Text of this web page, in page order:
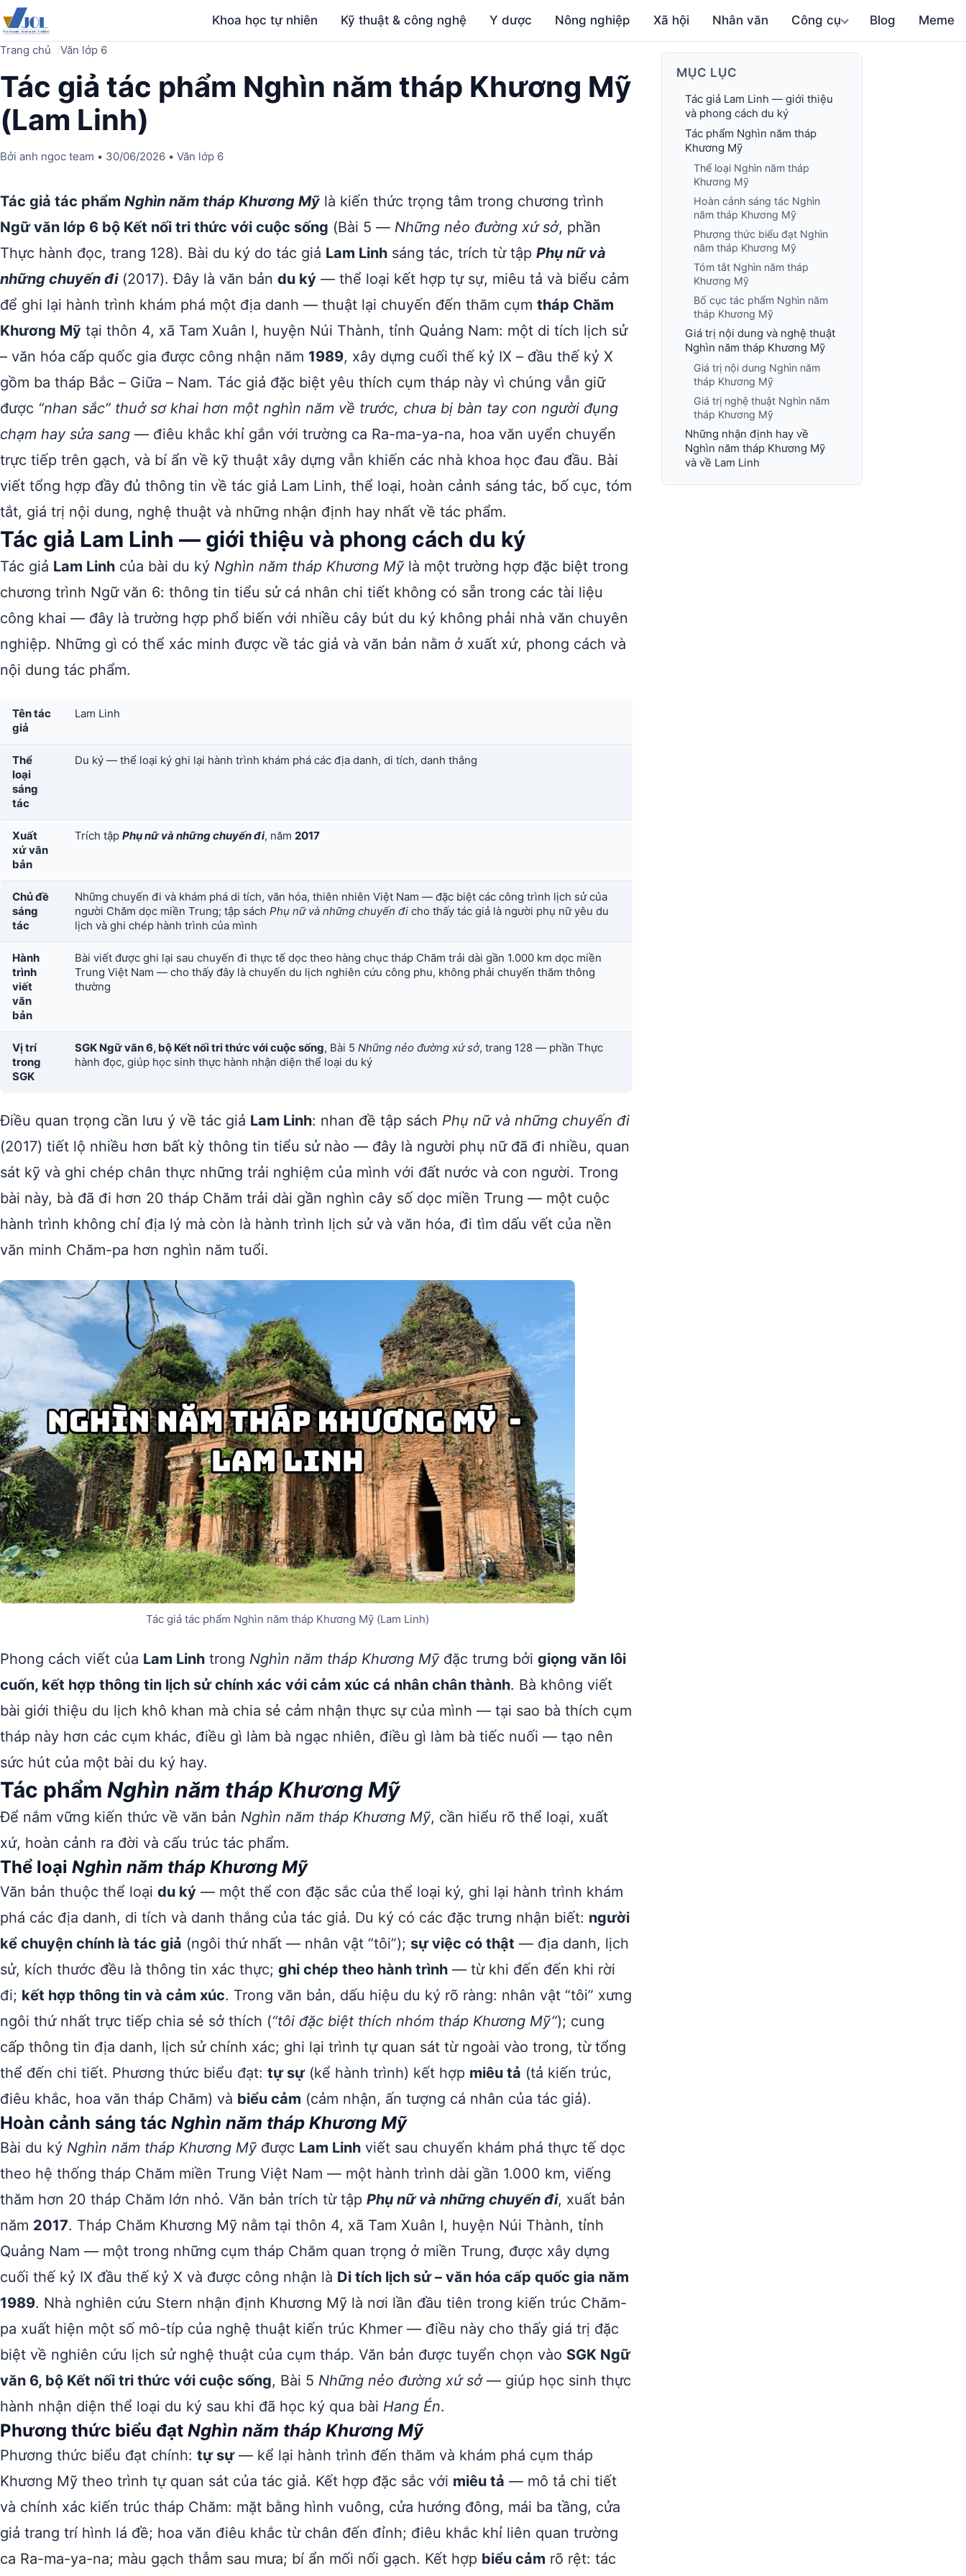
Khoa học tự nhiên Kỹ thuật & công nghệ Y dược Nông nghiệp Xã hội Nhân văn Công cụ Blog Meme
Trang chủ Văn lớp 6
Tác giả tác phẩm Nghìn năm tháp Khương Mỹ
(Lam Linh)
Bởi anh ngoc team • 30/06/2026 • Văn lớp 6
Tác giả tác phẩm Nghìn năm tháp Khương Mỹ là kiến thức trọng tâm trong chương trình
Ngữ văn lớp 6 bộ Kết nối tri thức với cuộc sống (Bài 5 — Những nẻo đường xứ sở, phần
Thực hành đọc, trang 128). Bài du ký do tác giả Lam Linh sáng tác, trích từ tập Phụ nữ và
những chuyến đi(2017). Đây là văn bản du ký — thể loại kết hợp tự sự, miêu tả và biểu cảm
để ghi lại hành trình khám phá một địa danh — thuật lại chuyến đến thăm cụm tháp Chăm
Khương Mỹ tại thôn 4, xã Tam Xuân I, huyện Núi Thành, tỉnh Quảng Nam: một di tích lịch sử
– văn hóa cấp quốc gia được công nhận năm 1989, xây dựng cuối thế kỷ IX – đầu thế kỷ X
gồm ba tháp Bắc – Giữa – Nam. Tác giả đặc biệt yêu thích cụm tháp này vì chúng vẫn giữ
được “nhan sắc” thuở sơ khai hơn một nghìn năm về trước, chưa bị bàn tay con người đụng
chạm hay sửa sang — điêu khắc khỉ gắn với trường ca Ra-ma-ya-na, hoa văn uyển chuyển
trực tiếp trên gạch, và bí ẩn về kỹ thuật xây dựng vẫn khiến các nhà khoa học đau đầu. Bài
viết tổng hợp đầy đủ thông tin về tác giả Lam Linh, thể loại, hoàn cảnh sáng tác, bố cục, tóm
tắt, giá trị nội dung, nghệ thuật và những nhận định hay nhất về tác phẩm.
Tác giả Lam Linh — giới thiệu và phong cách du ký
Tác giả Lam Linh của bài du ký Nghìn năm tháp Khương Mỹlà một trường hợp đặc biệt trong
chương trình Ngữ văn 6: thông tin tiểu sử cá nhân chi tiết không có sẵn trong các tài liệu
công khai — đây là trường hợp phổ biến với nhiều cây bút du ký không phải nhà văn chuyên
nghiệp. Những gì có thể xác minh được về tác giả và văn bản nằm ở xuất xứ, phong cách và
nội dung tác phẩm.
Tên tác
giả
Lam Linh
Thể
loại
sáng
tác
Du ký — thể loại ký ghi lại hành trình khám phá các địa danh, di tích, danh thắng
Xuất
xứ văn
bản
Trích tập Phụ nữ và những chuyến đi, năm 2017
Chủ đề
sáng
tác
Những chuyến đi và khám phá di tích, văn hóa, thiên nhiên Việt Nam — đặc biệt các công trình lịch sử của
người Chăm dọc miền Trung; tập sách Phụ nữ và những chuyến đi cho thấy tác giả là người phụ nữ yêu du
lịch và ghi chép hành trình của mình
Hành
trình
viết
văn
bản
Bài viết được ghi lại sau chuyến đi thực tế dọc theo hàng chục tháp Chăm trải dài gần 1.000 km dọc miền
Trung Việt Nam — cho thấy đây là chuyến du lịch nghiên cứu công phu, không phải chuyến thăm thông
thường
Vị trí
trong
SGK
SGK Ngữ văn 6, bộ Kết nối tri thức với cuộc sống, Bài 5 Những nẻo đường xứ sở, trang 128 — phần Thực
hành đọc, giúp học sinh thực hành nhận diện thể loại du ký
Điều quan trọng cần lưu ý về tác giả Lam Linh: nhan đề tập sách Phụ nữ và những chuyến đi
(2017) tiết lộ nhiều hơn bất kỳ thông tin tiểu sử nào — đây là người phụ nữ đã đi nhiều, quan
sát kỹ và ghi chép chân thực những trải nghiệm của mình với đất nước và con người. Trong
bài này, bà đã đi hơn 20 tháp Chăm trải dài gần nghìn cây số dọc miền Trung — một cuộc
hành trình không chỉ địa lý mà còn là hành trình lịch sử và văn hóa, đi tìm dấu vết của nền
văn minh Chăm-pa hơn nghìn năm tuổi.
Tác giả tác phẩm Nghìn năm tháp Khương Mỹ (Lam Linh)
Phong cách viết của Lam Linh trong Nghìn năm tháp Khương Mỹđặc trưng bởi giọng văn lôi
cuốn, kết hợp thông tin lịch sử chính xác với cảm xúc cá nhân chân thành. Bà không viết
bài giới thiệu du lịch khô khan mà chia sẻ cảm nhận thực sự của mình — tại sao bà thích cụm
tháp này hơn các cụm khác, điều gì làm bà ngạc nhiên, điều gì làm bà tiếc nuối — tạo nên
sức hút của một bài du ký hay.
Tác phẩm Nghìn năm tháp Khương Mỹ
Để nắm vững kiến thức về văn bản Nghìn năm tháp Khương Mỹ, cần hiểu rõ thể loại, xuất
xứ, hoàn cảnh ra đời và cấu trúc tác phẩm.
Thể loại Nghìn năm tháp Khương Mỹ
Văn bản thuộc thể loại du ký — một thể con đặc sắc của thể loại ký, ghi lại hành trình khám
phá các địa danh, di tích và danh thắng của tác giả. Du ký có các đặc trưng nhận biết: người
kể chuyện chính là tác giả (ngôi thứ nhất — nhân vật “tôi”); sự việc có thật — địa danh, lịch
sử, kích thước đều là thông tin xác thực; ghi chép theo hành trình — từ khi đến đến khi rời
đi; kết hợp thông tin và cảm xúc. Trong văn bản, dấu hiệu du ký rõ ràng: nhân vật “tôi” xưng
ngôi thứ nhất trực tiếp chia sẻ sở thích (“tôi đặc biệt thích nhóm tháp Khương Mỹ”); cung
cấp thông tin địa danh, lịch sử chính xác; ghi lại trình tự quan sát từ ngoài vào trong, từ tổng
thể đến chi tiết. Phương thức biểu đạt: tự sự(kể hành trình) kết hợp miêu tả (tả kiến trúc,
điêu khắc, hoa văn tháp Chăm) và biểu cảm (cảm nhận, ấn tượng cá nhân của tác giả).
Hoàn cảnh sáng tác Nghìn năm tháp Khương Mỹ
Bài du ký Nghìn năm tháp Khương Mỹđược Lam Linh viết sau chuyến khám phá thực tế dọc
theo hệ thống tháp Chăm miền Trung Việt Nam — một hành trình dài gần 1.000 km, viếng
thăm hơn 20 tháp Chăm lớn nhỏ. Văn bản trích từ tập Phụ nữ và những chuyến đi, xuất bản
năm 2017. Tháp Chăm Khương Mỹ nằm tại thôn 4, xã Tam Xuân I, huyện Núi Thành, tỉnh
Quảng Nam — một trong những cụm tháp Chăm quan trọng ở miền Trung, được xây dựng
cuối thế kỷ IX đầu thế kỷ X và được công nhận là Di tích lịch sử – văn hóa cấp quốc gia năm
1989. Nhà nghiên cứu Stern nhận định Khương Mỹ là nơi lần đầu tiên trong kiến trúc Chăm-
pa xuất hiện một số mô-típ của nghệ thuật kiến trúc Khmer — điều này cho thấy giá trị đặc
biệt về nghiên cứu lịch sử nghệ thuật của cụm tháp. Văn bản được tuyển chọn vào SGK Ngữ
văn 6, bộ Kết nối tri thức với cuộc sống, Bài 5 Những nẻo đường xứ sở— giúp học sinh thực
hành nhận diện thể loại du ký sau khi đã học ký qua bài Hang Én.
Phương thức biểu đạt Nghìn năm tháp Khương Mỹ
Phương thức biểu đạt chính: tự sự— kể lại hành trình đến thăm và khám phá cụm tháp
Khương Mỹ theo trình tự quan sát của tác giả. Kết hợp đặc sắc với miêu tả — mô tả chi tiết
và chính xác kiến trúc tháp Chăm: mặt bằng hình vuông, cửa hướng đông, mái ba tầng, cửa
giả trang trí hình lá đề; hoa văn điêu khắc từ chân đến đỉnh; điêu khắc khỉ liên quan trường
ca Ra-ma-ya-na; màu gạch thẫm sau mưa; bí ẩn mối nối gạch. Kết hợp biểu cảm rõ rệt: tác
MỤC LỤC
Tác giả Lam Linh — giới thiệu
và phong cách du ký
Tác phẩm Nghìn năm tháp
Khương Mỹ
Thể loại Nghìn năm tháp
Khương Mỹ
Hoàn cảnh sáng tác Nghìn
năm tháp Khương Mỹ
Phương thức biểu đạt Nghìn
năm tháp Khương Mỹ
Tóm tắt Nghìn năm tháp
Khương Mỹ
Bố cục tác phẩm Nghìn năm
tháp Khương Mỹ
Giá trị nội dung và nghệ thuật
Nghìn năm tháp Khương Mỹ
Giá trị nội dung Nghìn năm
tháp Khương Mỹ
Giá trị nghệ thuật Nghìn năm
tháp Khương Mỹ
Những nhận định hay về
Nghìn năm tháp Khương Mỹ
và về Lam Linh